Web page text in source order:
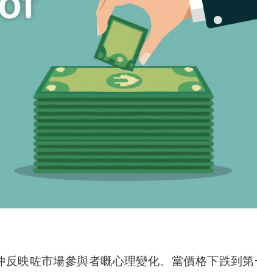
映咗市場參與者嘅心理變化。當價格下跌到第